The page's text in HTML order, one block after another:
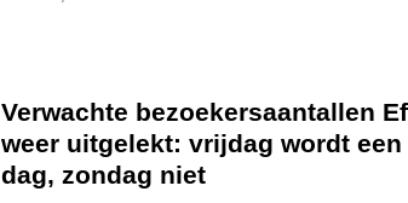
Verwachte bezoekersaantallen
weer uitgelekt: vrijdag wordt een
dag, zondag niet